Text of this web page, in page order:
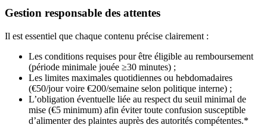
Gestion responsable des attentes
Il est essentiel que chaque contenu précise clairement :
Les conditions requises pour être éligible au remboursement
(période minimale jouée ≥30 minutes) ;
Les limites maximales quotidiennes ou hebdomadaires
(€50/jour voire €200/semaine selon politique interne) ;
L’obligation éventuelle liée au respect du seuil minimal de
mise (€5 minimum) afin éviter toute confusion susceptible
d’alimenter des plaintes auprès des autorités compétentes.*